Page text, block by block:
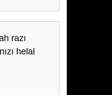
razı
helal